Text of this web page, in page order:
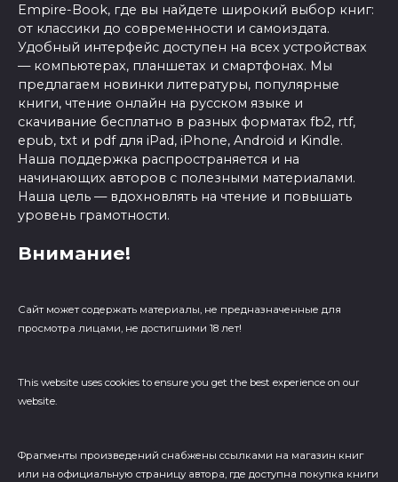
Empire-Book, где вы найдете широкий выбор книг:
от классики до современности и самоиздата.
Удобный интерфейс доступен на всех устройствах
— компьютерах, планшетах и смартфонах. Мы
предлагаем новинки литературы, популярные
книги, чтение онлайн на русском языке и
скачивание бесплатно в разных форматах fb2, rtf,
epub, txt и pdf для iPad, iPhone, Android и Kindle.
Наша поддержка распространяется и на
начинающих авторов с полезными материалами.
Наша цель — вдохновлять на чтение и повышать
уровень грамотности.
Внимание!
Сайт может содержать материалы, не предназначенные для
просмотра лицами, не достигшими 18 лет!
This website uses cookies to ensure you get the best experience on our
website.
Фрагменты произведений cнабжены ссылками на магазин книг
или на официальную страницу автора, где доступна покупка книги